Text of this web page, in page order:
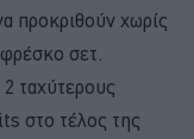
προκριθούν χωρίς
σετ.
ταχύτερους
στο τέλος της